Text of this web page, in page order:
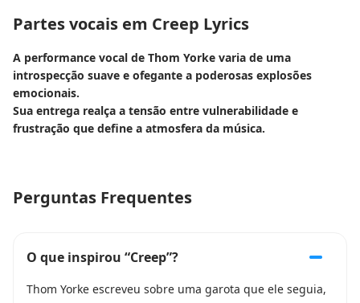
Partes vocais em Creep Lyrics
A performance vocal de Thom Yorke varia de uma
introspecção suave e ofegante a poderosas explosões
emocionais.
Sua entrega realça a tensão entre vulnerabilidade e
frustração que define a atmosfera da música.
Perguntas Frequentes
O que inspirou “Creep”?
Thom Yorke escreveu sobre uma garota que ele seguia,